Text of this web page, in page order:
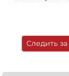
Следить